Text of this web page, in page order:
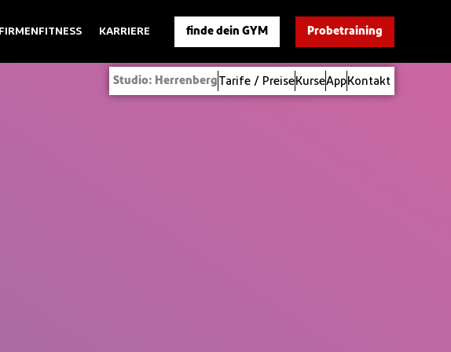
FIRMENFITNESS KARRIERE finde dein GYM Probetraining
Studio: Herrenberg Tarife / Preise KurseApp Kontakt